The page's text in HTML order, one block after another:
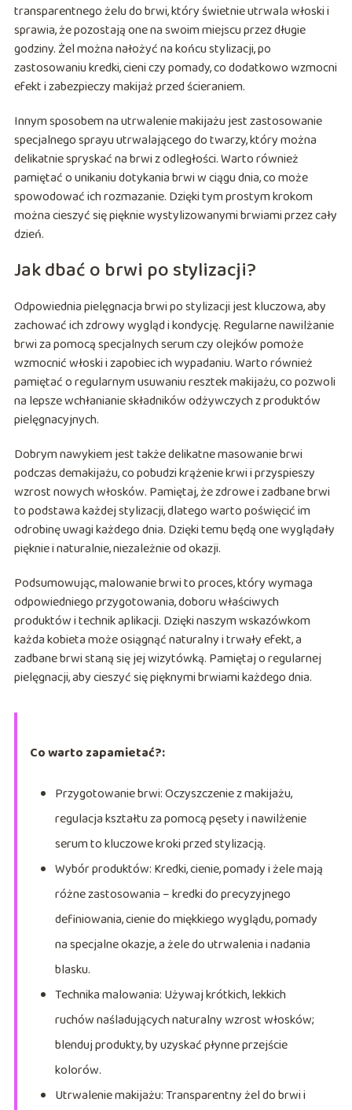
transparentnego żelu do brwi, który świetnie utrwala włoski i
sprawia, że pozostają one na swoim miejscu przez długie
godziny. Żel można nałożyć na końcu stylizacji, po
zastosowaniu kredki, cieni czy pomady, co dodatkowo wzmocni
efekt i zabezpieczy makijaż przed ścieraniem.
Innym sposobem na utrwalenie makijażu jest zastosowanie
specjalnego sprayu utrwalającego do twarzy, który można
delikatnie spryskać na brwi z odległości. Warto również
pamiętać o unikaniu dotykania brwi w ciągu dnia, co może
spowodować ich rozmazanie. Dzięki tym prostym krokom
można cieszyć się pięknie wystylizowanymi brwiami przez cały
dzień.
Jak dbać o brwi po stylizacji?
Odpowiednia pielęgnacja brwi po stylizacji jest kluczowa, aby
zachować ich zdrowy wygląd i kondycję. Regularne nawilżanie
brwi za pomocą specjalnych serum czy olejków pomoże
wzmocnić włoski i zapobiec ich wypadaniu. Warto również
pamiętać o regularnym usuwaniu resztek makijażu, co pozwoli
na lepsze wchłanianie składników odżywczych z produktów
pielęgnacyjnych.
Dobrym nawykiem jest także delikatne masowanie brwi
podczas demakijażu, co pobudzi krążenie krwi i przyspieszy
wzrost nowych włosków. Pamiętaj, że zdrowe i zadbane brwi
to podstawa każdej stylizacji, dlatego warto poświęcić im
odrobinę uwagi każdego dnia. Dzięki temu będą one wyglądały
pięknie i naturalnie, niezależnie od okazji.
Podsumowując, malowanie brwi to proces, który wymaga
odpowiedniego przygotowania, doboru właściwych
produktów i technik aplikacji. Dzięki naszym wskazówkom
każda kobieta może osiągnąć naturalny i trwały efekt, a
zadbane brwi staną się jej wizytówką. Pamiętaj o regularnej
pielęgnacji, aby cieszyć się pięknymi brwiami każdego dnia.
Co warto zapamietać?:
Przygotowanie brwi: Oczyszczenie z makijażu,
regulacja kształtu za pomocą pęsety i nawilżenie
serum to kluczowe kroki przed stylizacją.
Wybór produktów: Kredki, cienie, pomady i żele mają
różne zastosowania – kredki do precyzyjnego
definiowania, cienie do miękkiego wyglądu, pomady
na specjalne okazje, a żele do utrwalenia i nadania
blasku.
Technika malowania: Używaj krótkich, lekkich
ruchów naśladujących naturalny wzrost włosków;
blenduj produkty, by uzyskać płynne przejście
kolorów.
Utrwalenie makijażu: Transparentny żel do brwi i